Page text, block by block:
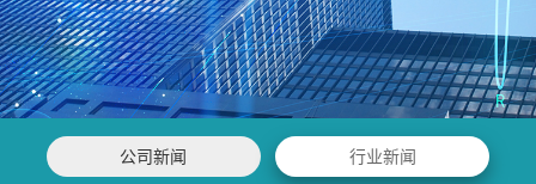
公司新闻 行业新闻